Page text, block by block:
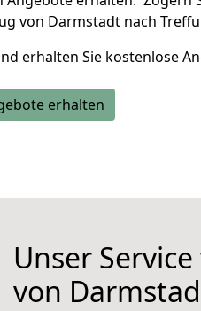
von Darmstadt nach
erhalten Sie kostenlose
erhalten
Unser
von